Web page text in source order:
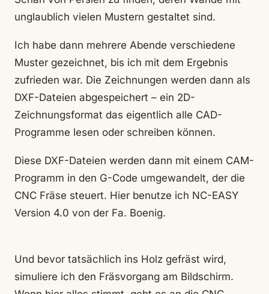
unglaublich vielen Mustern gestaltet sind.
Ich habe dann mehrere Abende verschiedene
Muster gezeichnet, bis ich mit dem Ergebnis
zufrieden war. Die Zeichnungen werden dann als
DXF-Dateien abgespeichert – ein 2D-
Zeichnungsformat das eigentlich alle CAD-
Programme lesen oder schreiben können.
Diese DXF-Dateien werden dann mit einem CAM-
Programm in den G-Code umgewandelt, der die
CNC Fräse steuert. Hier benutze ich NC-EASY
Version 4.0 von der Fa. Boenig.
Und bevor tatsächlich ins Holz gefräst wird,
simuliere ich den Fräsvorgang am Bildschirm.